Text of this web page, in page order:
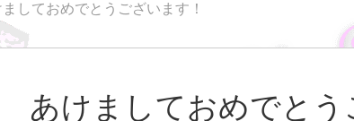
しておめでとうございます！
あけましておめでとう